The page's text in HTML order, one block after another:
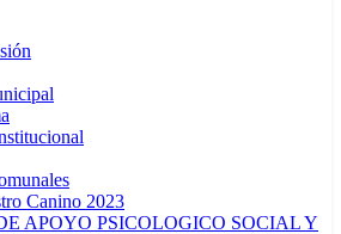
Canino 2023
APOYO PSICOLOGICO SOCIAL Y